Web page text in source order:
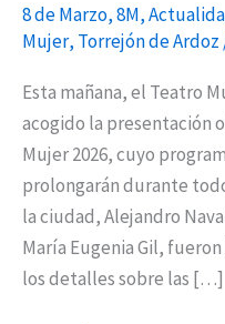
8 de Marzo,8M,
Mujer, Torrejón de Ardoz
Esta mañana, el Teatro
acogido la presentación
Mujer 2026, cuyo
prolongarán durante
la ciudad, Alejandro
María Eugenia Gil,
los detalles sobre las […]